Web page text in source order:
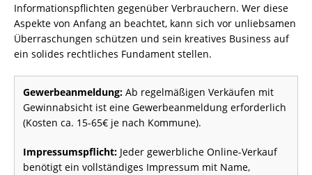
Informationspflichten gegenüber Verbrauchern. Wer diese
Aspekte von Anfang an beachtet, kann sich vor unliebsamen
Überraschungen schützen und sein kreatives Business auf
ein solides rechtliches Fundament stellen.
Gewerbeanmeldung: Ab regelmäßigen Verkäufen mit
Gewinnabsicht ist eine Gewerbeanmeldung erforderlich
(Kosten ca. 15-65€ je nach Kommune).
Impressumspflicht: Jeder gewerbliche Online-Verkauf
benötigt ein vollständiges Impressum mit Name,